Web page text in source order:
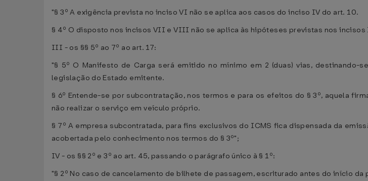
"§ 3º A exigência prevista no inciso VI não se aplica aos casos do inciso IV do art. 10.
§ 4º O disposto nos incisos VII e VIII não se aplica às hipóteses previstas nos incisos
III - os §§ 5º ao 7º ao art. 17:
"§ 5º O Manifesto de Carga será emitido no mínimo em 2 (duas) vias,
legislação do Estado emitente.
§ 6º Entende-se por subcontratação, nos termos e para os efeitos do § 3º, aquela
não realizar o serviço em veículo próprio.
§ 7º A empresa subcontratada, para fins exclusivos do ICMS fica dispensada da
acobertada pelo conhecimento nos termos do § 3º";
IV - os §§ 2º e 3º ao art. 45, passando o parágrafo único à § 1º:
"§ 2º No caso de cancelamento de bilhete de passagem, escriturado antes do início